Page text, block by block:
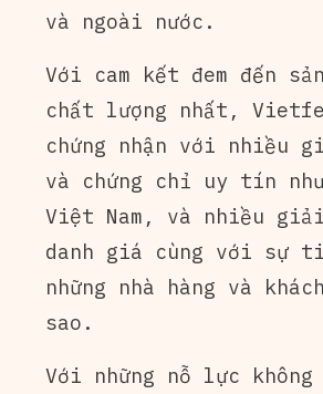
và ngoài nước.
Với cam kết đem đến sản
chất lượng nhất,
chứng nhận với nhiều
và chứng chỉ uy tín
Việt Nam, và nhiều
danh giá cùng với sự
những nhà hàng và
sao.
Với những nỗ lực không